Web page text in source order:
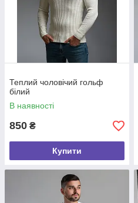
Теплий чоловічий гольф
білий
В наявності
850 ₴
Купити